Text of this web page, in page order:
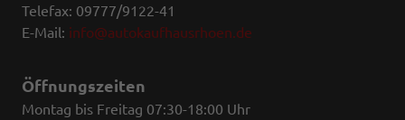
Telefax: 09777/9122-41
E-Mail: info@autokaufhausrhoen.de
Öffnungszeiten
Montag bis Freitag 07:30-18:00 Uhr